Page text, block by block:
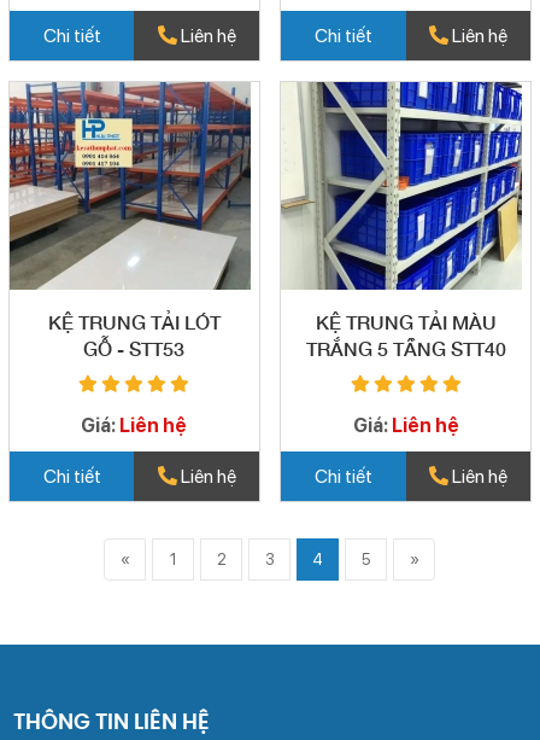
Chi tiết Liên hệ Chi tiết Liên hệ
KỆ TRUNG TẢI LÓT
GỖ - STT53
Giá: Liên hệ
Chi tiết Liên hệ
KỆ TRUNG TẢI MÀU
TRẮNG 5 TẦNG STT40
Giá: Liên hệ
Chi tiết Liên hệ
« 1 2 3 4 5 »
THÔNG TIN LIÊN HỆ